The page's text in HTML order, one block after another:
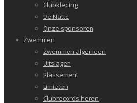
Clubkleding
De Natte
Onze sponsoren
Zwemmen
Zwemmen algemeen
Uitslagen
Klassement
Limieten
Clubrecords heren